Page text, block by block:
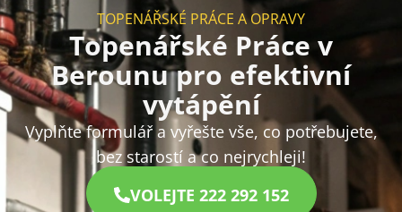
TOPENÁŘSKÉ PRÁCE A OPRAVY
Topenářské Práce v
Berounu pro efektivní
vytápění
Vyplňte formulář a vyřešte vše, co potřebujete,
bez starostí a co nejrychleji!
VOLEJTE 222 292 152